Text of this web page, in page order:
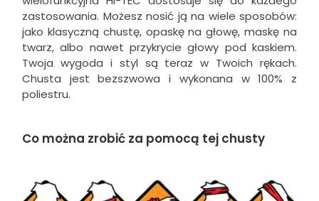
zastosowania. Możesz nosić ją na wiele sposobów:
jako klasyczną chustę, opaskę na głowę, maskę na
twarz, albo nawet przykrycie głowy pod kaskiem.
Twoja wygoda i styl są teraz w Twoich rękach.
Chusta jest bezszwowa i wykonana w 100% z
poliestru.
Co można zrobić za pomocą tej chusty